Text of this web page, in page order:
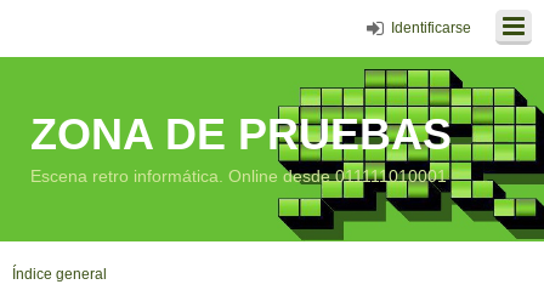
Identificarse
ZONA DE PRUEBAS
Escena retro informática. Online desde 011111010001
Índice general